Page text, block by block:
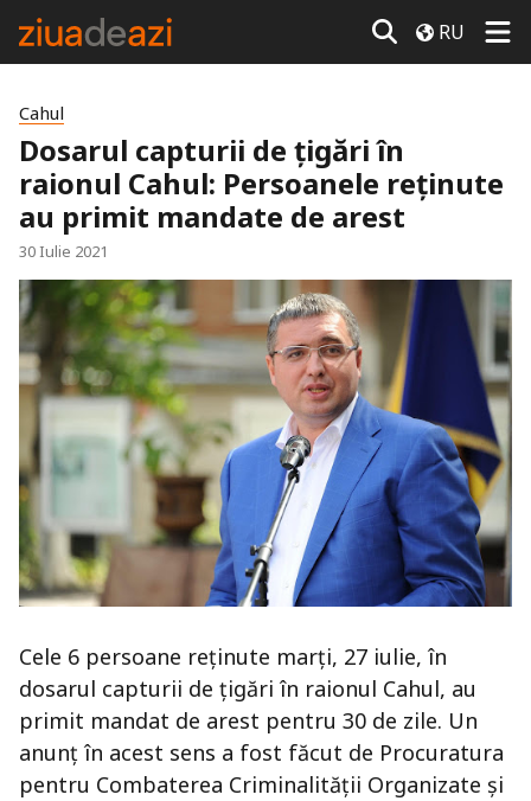
RU
Cahul
Dosarul capturii de țigări în
raionul Cahul: Persoanele reținute
au primit mandate de arest
30 Iulie 2021
Cele 6 persoane reținute marți, 27 iulie, în
dosarul capturii de țigări în raionul Cahul, au
primit mandat de arest pentru 30 de zile. Un
anunț în acest sens a fost făcut de Procuratura
pentru Combaterea Criminalității Organizate și